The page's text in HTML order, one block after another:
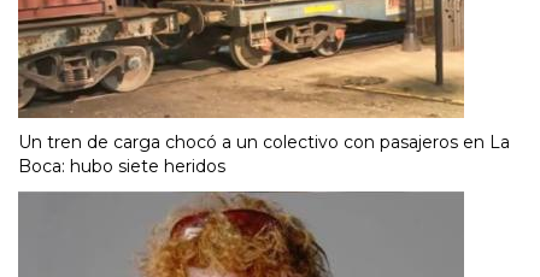
Un tren de carga chocó a un colectivo con pasajeros en La
Boca: hubo siete heridos